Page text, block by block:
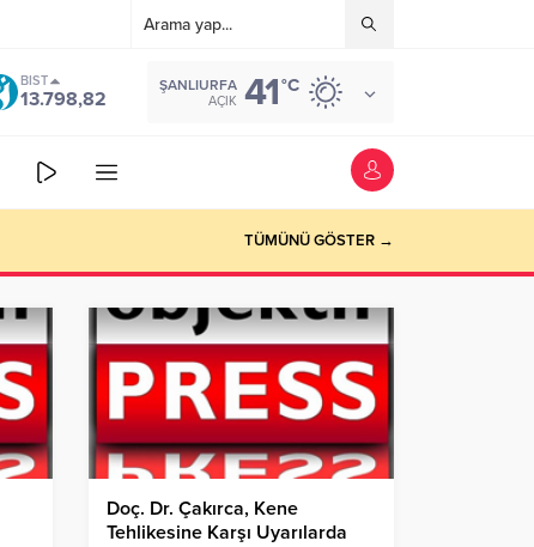
BIST
13.798,82
ŞANLIURFA
AÇIK 41°C
TÜMÜNÜ GÖSTER →
Doç. Dr. Çakırca, Kene
Tehlikesine Karşı Uyarılarda